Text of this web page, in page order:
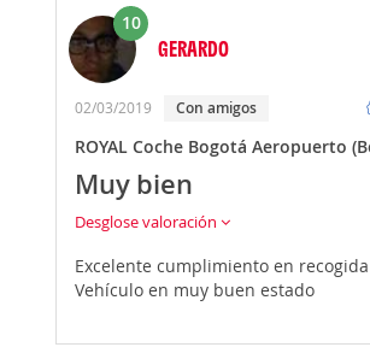
10
GERARDO
02/03/2019 Con amigos
ROYAL Coche Bogotá Aeropuerto
Muy bien
Desglose valoración
Excelente cumplimiento en
Vehículo en muy buen estado